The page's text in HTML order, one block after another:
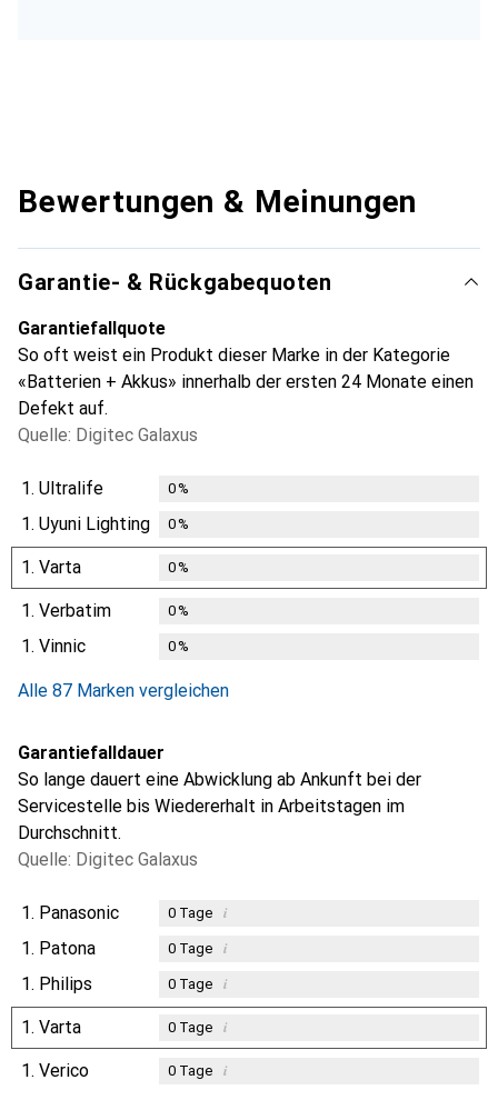
Bewertungen & Meinungen
Garantie- & Rückgabequoten
Garantiefallquote
So oft weist ein Produkt dieser Marke in der Kategorie
«Batterien + Akkus» innerhalb der ersten 24 Monate einen
Defekt auf.
Quelle: Digitec Galaxus
1. Ultralife 0%
1. Uyuni Lighting 0%
1. Varta 0%
1. Verbatim 0%
1. Vinnic 0%
Alle 87 Marken vergleichen
Garantiefalldauer
So lange dauert eine Abwicklung ab Ankunft bei der
Servicestelle bis Wiedererhalt in Arbeitstagen im
Durchschnitt.
Quelle: Digitec Galaxus
1. Panasonic 0Tage i
1. Patona 0Tage i
1. Philips 0Tage i
1. Varta 0Tage i
1. Verico 0Tage i